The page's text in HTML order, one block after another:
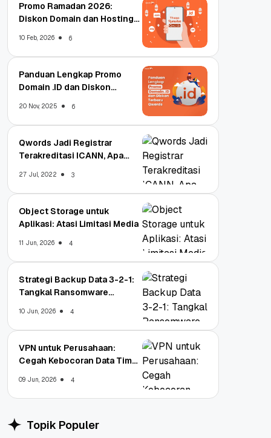
Promo Ramadan 2026:
Diskon Domain dan Hosting
10 Feb, 2026 6
Panduan Lengkap Promo
Domain .ID dan Diskon
20 Nov, 2025 6
Qwords Jadi Registrar
Terakreditasi ICANN, Apa
27 Jul, 2022 3
Object Storage untuk
Aplikasi: Atasi Limitasi Media
11 Jun, 2026 4
Strategi Backup Data 3-2-1:
Tangkal Ransomware
10 Jun, 2026 4
VPN untuk Perusahaan:
Cegah Kebocoran Data Tim
09 Jun, 2026 4
Topik Populer